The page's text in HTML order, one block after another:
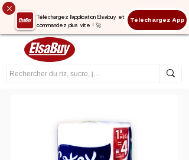
Téléchargez l'application Elsabuy et
commandez plus vite ! 🚀
Téléchargez App